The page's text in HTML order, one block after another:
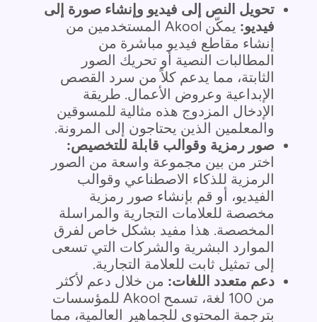
تحويل النص إلى فيديو وإنشاء صورة إلى
فيديو:
يمكّن Akool المستخدمين من
إنشاء مقاطع فيديو مباشرة من
المطالبات النصية أو تحريك الصور
الثابتة، مما يدعم كلاً من سرد القصص
الإبداعية وعروض الأعمال. طريقة
الإدخال المزدوج هذه مثالية للمسوقين
والمعلمين الذين يحتاجون إلى المرونة.
صور رمزية وقوالب قابلة للتخصيص:
اختر من بين مجموعة واسعة من الصور
الرمزية للذكاء الاصطناعي وقوالب
الفيديو، أو قم بإنشاء صور رمزية
مخصصة للعلامات التجارية والمراسلة
المخصصة. هذا مفيد بشكل خاص لفرق
الموارد البشرية والشركات التي تسعى
إلى تمثيل ثابت للعلامة التجارية.
دعم متعدد اللغات: من خلال دعم لأكثر
من 100 لغة، تسمح Akool للمؤسسات
بترجمة المحتوى للجماهير العالمية، مما